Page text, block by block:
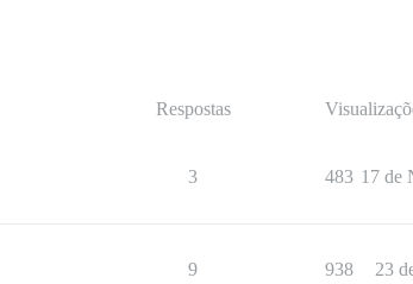
Respostas
3 483 17 de
9 938 23